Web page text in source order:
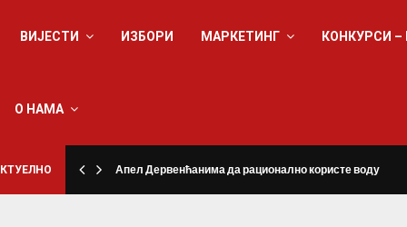
ВИЈЕСТИ ИЗБОРИ МАРКЕТИНГ КОНКУРСИ
О НАМА
Апел Дервенћанима да рационално користе воду